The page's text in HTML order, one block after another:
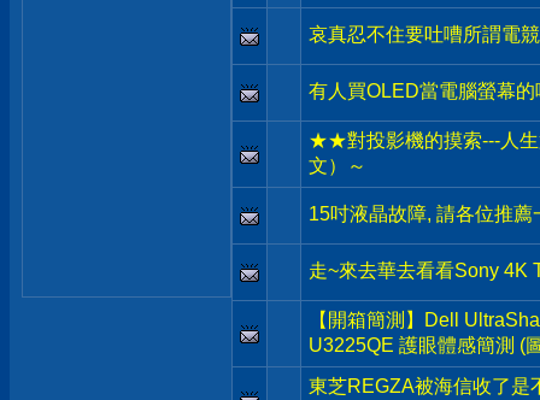
哀真忍不住要吐嘈所謂電
有人買OLED當電腦螢幕的
★★對投影機的摸索---人生
文）～
15吋液晶故障, 請各位推薦
走~來去華去看看Sony 4K
【開箱簡測】Dell
U3225QE 護眼體感簡測 (
東芝REGZA被海信收了是